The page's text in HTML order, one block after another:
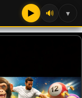
▶ 🔊 ▾